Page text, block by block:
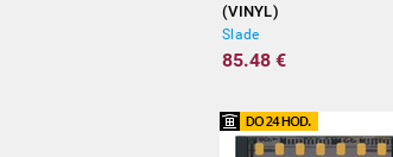
(VINYL)
Slade
85.48 €